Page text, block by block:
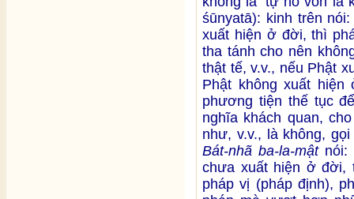
śūnyatā): kinh trên
xuất hiện ở đời, thì
tha tánh cho nên
thật tế, v.v., nếu Phật
Phật không xuất
phương tiện thế tục
nghĩa khách quan,
như, v.v., là không,
Bát-nhã ba-la-mậtnói:
chưa xuất hiện ở đời,
pháp vị (pháp định),